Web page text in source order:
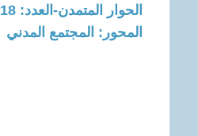
الحوار المتمدن-العدد: 7618 - 2023 / 5 / 21 - 20:30
المحور: المجتمع المدني